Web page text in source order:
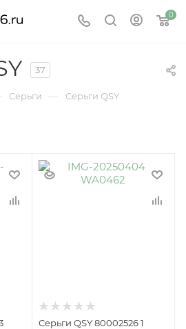
0
37
Серьги — Серьги QSY
Серьги QSY 80002526 1